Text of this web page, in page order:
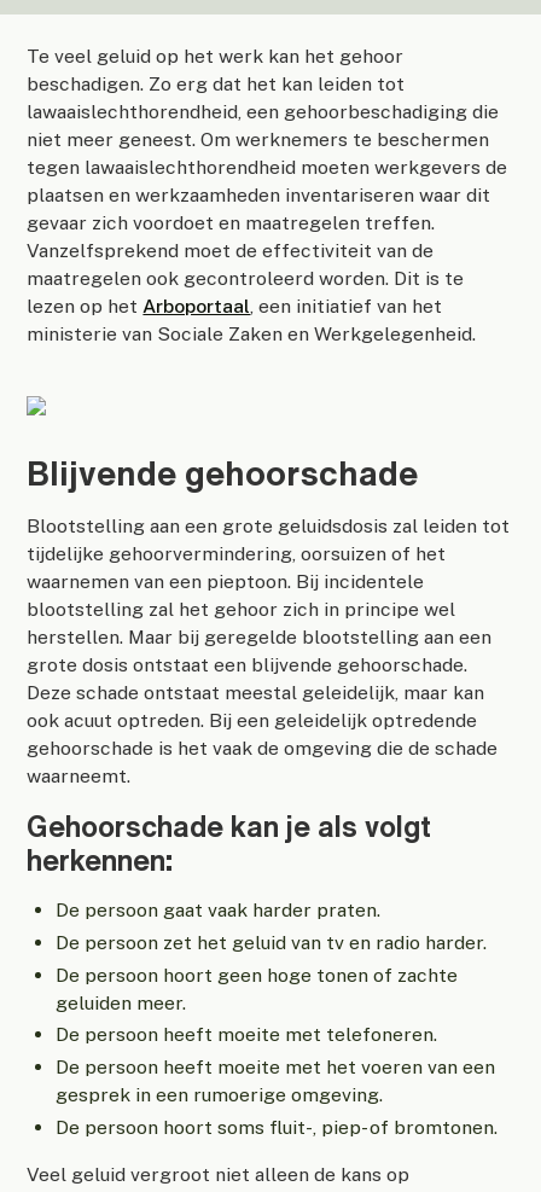
Te veel geluid op het werk kan het gehoor
beschadigen. Zo erg dat het kan leiden tot
lawaaislechthorendheid, een gehoorbeschadiging die
niet meer geneest. Om werknemers te beschermen
tegen lawaaislechthorendheid moeten werkgevers de
plaatsen en werkzaamheden inventariseren waar dit
gevaar zich voordoet en maatregelen treffen.
Vanzelfsprekend moet de effectiviteit van de
maatregelen ook gecontroleerd worden. Dit is te
lezen op het Arboportaal , een initiatief van het
ministerie van Sociale Zaken en Werkgelegenheid.
Blijvende gehoorschade
Blootstelling aan een grote geluidsdosis zal leiden tot
tijdelijke gehoorvermindering, oorsuizen of het
waarnemen van een pieptoon. Bij incidentele
blootstelling zal het gehoor zich in principe wel
herstellen. Maar bij geregelde blootstelling aan een
grote dosis ontstaat een blijvende gehoorschade.
Deze schade ontstaat meestal geleidelijk, maar kan
ook acuut optreden. Bij een geleidelijk optredende
gehoorschade is het vaak de omgeving die de schade
waarneemt.
Gehoorschade kan je als volgt
herkennen:
De persoon gaat vaak harder praten.
De persoon zet het geluid van tv en radio harder.
De persoon hoort geen hoge tonen of zachte
geluiden meer.
De persoon heeft moeite met telefoneren.
De persoon heeft moeite met het voeren van een
gesprek in een rumoerige omgeving.
De persoon hoort soms fluit-, piep- of bromtonen.
Veel geluid vergroot niet alleen de kans op